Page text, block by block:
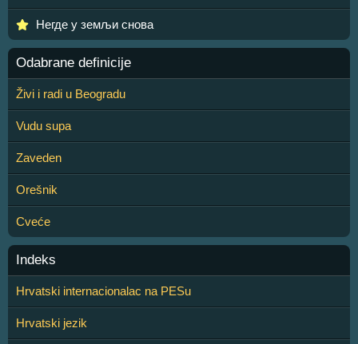
Негде у земљи снова
Odabrane definicije
Živi i radi u Beogradu
Vudu supa
Zaveden
Orešnik
Cveće
Indeks
Hrvatski internacionalac na PESu
Hrvatski jezik